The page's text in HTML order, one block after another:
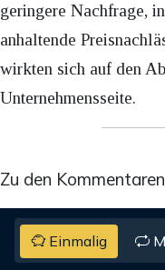
geringere Nachfrage,
anhaltende
wirkten sich auf den
Unternehmensseite.
Zu den
Einmalig